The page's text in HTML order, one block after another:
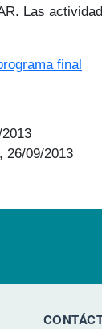
Las
final
26/09/2013